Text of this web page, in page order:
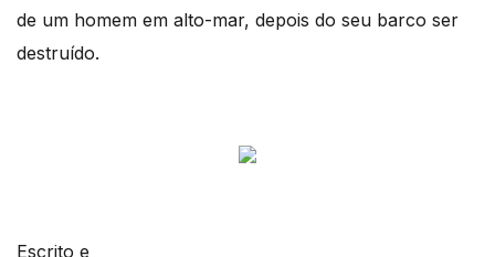
de um homem em alto-mar, depois do seu barco ser
destruído.
Escrito e